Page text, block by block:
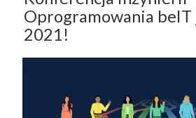
Oprogramowania beIT
2021!